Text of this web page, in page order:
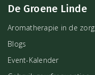
De Groene Linde
Aromatherapie in de zorg
Blogs
Event-Kalender